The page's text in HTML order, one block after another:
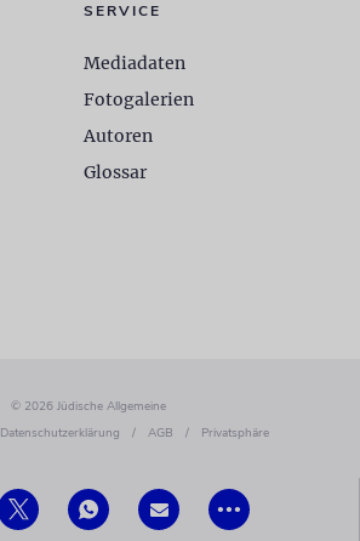
•••
SERVICE
Mediadaten
Fotogalerien
Autoren
Glossar
© 2026 Jüdische Allgemeine
Datenschutzerklärung / AGB / Privatsphäre